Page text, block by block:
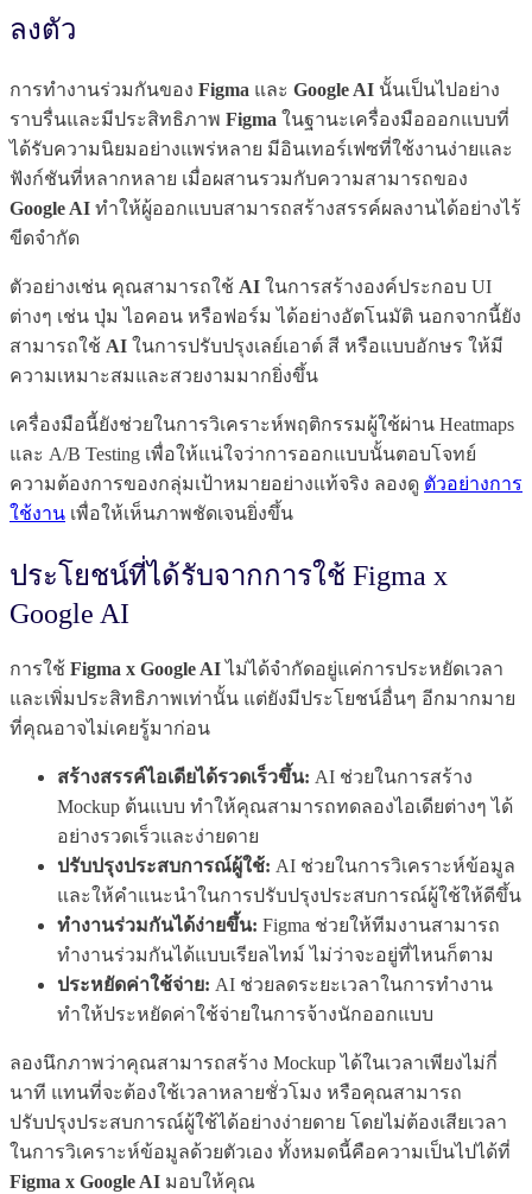
ลงตัว
การทำงานร่วมกันของ Figma และ Google AI นั้นเป็นไปอย่าง
ราบรื่นและมีประสิทธิภาพ Figma ในฐานะเครื่องมือออกแบบที่
ได้รับความนิยมอย่างแพร่หลาย มีอินเทอร์เฟซที่ใช้งานง่ายและ
ฟังก์ชันที่หลากหลาย เมื่อผสานรวมกับความสามารถของ
Google AI ทำให้ผู้ออกแบบสามารถสร้างสรรค์ผลงานได้อย่างไร้
ขีดจำกัด
ตัวอย่างเช่น คุณสามารถใช้ AI ในการสร้างองค์ประกอบ UI
ต่างๆ เช่น ปุ่ม ไอคอน หรือฟอร์ม ได้อย่างอัตโนมัติ นอกจากนี้ยัง
สามารถใช้ AI ในการปรับปรุงเลย์เอาต์ สี หรือแบบอักษร ให้มี
ความเหมาะสมและสวยงามมากยิ่งขึ้น
เครื่องมือนี้ยังช่วยในการวิเคราะห์พฤติกรรมผู้ใช้ผ่าน Heatmaps
และ A/B Testing เพื่อให้แน่ใจว่าการออกแบบนั้นตอบโจทย์
ความต้องการของกลุ่มเป้าหมายอย่างแท้จริง ลองดู ตัวอย่างการ
ใช้งาน เพื่อให้เห็นภาพชัดเจนยิ่งขึ้น
ประโยชน์ที่ได้รับจากการใช้ Figma x
Google AI
การใช้ Figma x Google AIไม่ได้จำกัดอยู่แค่การประหยัดเวลา
และเพิ่มประสิทธิภาพเท่านั้น แต่ยังมีประโยชน์อื่นๆ อีกมากมาย
ที่คุณอาจไม่เคยรู้มาก่อน
สร้างสรรค์ไอเดียได้รวดเร็วขึ้น: AI ช่วยในการสร้าง
Mockup ต้นแบบ ทำให้คุณสามารถทดลองไอเดียต่างๆ ได้
อย่างรวดเร็วและง่ายดาย
ปรับปรุงประสบการณ์ผู้ใช้: AI ช่วยในการวิเคราะห์ข้อมูล
และให้คำแนะนำในการปรับปรุงประสบการณ์ผู้ใช้ให้ดีขึ้น
ทำงานร่วมกันได้ง่ายขึ้น: Figma ช่วยให้ทีมงานสามารถ
ทำงานร่วมกันได้แบบเรียลไทม์ ไม่ว่าจะอยู่ที่ไหนก็ตาม
ประหยัดค่าใช้จ่าย: AI ช่วยลดระยะเวลาในการทำงาน
ทำให้ประหยัดค่าใช้จ่ายในการจ้างนักออกแบบ
ลองนึกภาพว่าคุณสามารถสร้าง Mockup ได้ในเวลาเพียงไม่กี่
นาที แทนที่จะต้องใช้เวลาหลายชั่วโมง หรือคุณสามารถ
ปรับปรุงประสบการณ์ผู้ใช้ได้อย่างง่ายดาย โดยไม่ต้องเสียเวลา
ในการวิเคราะห์ข้อมูลด้วยตัวเอง ทั้งหมดนี้คือความเป็นไปได้ที่
Figma x Google AI มอบให้คุณ